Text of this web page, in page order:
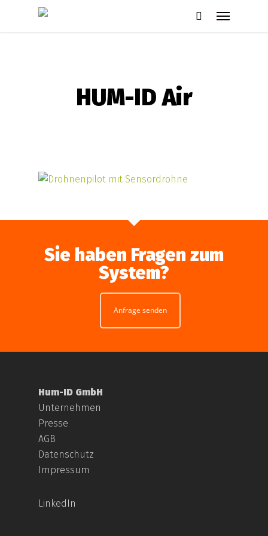
Menu
HUM-ID Air
Sie haben Fragen zum
System?
Anfrage senden
Hum-ID GmbH
Unternehmen
Presse
AGB
Datenschutz
Impressum
LinkedIn